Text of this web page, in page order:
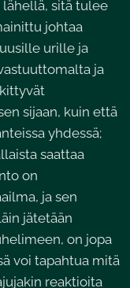
sitä tulee
johtaa
urille ja
ja
sijaan, kuin että
yhdessä;
saattaa
on
ja sen
jätetään
on jopa
voi tapahtua mitä
reaktioita